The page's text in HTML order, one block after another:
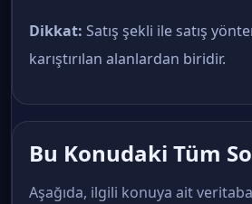
Dikkat: Satış şekli ile satış
karıştırılan alanlardan biridir.
Bu Konudaki Tüm
Aşağıda, ilgili konuya ait